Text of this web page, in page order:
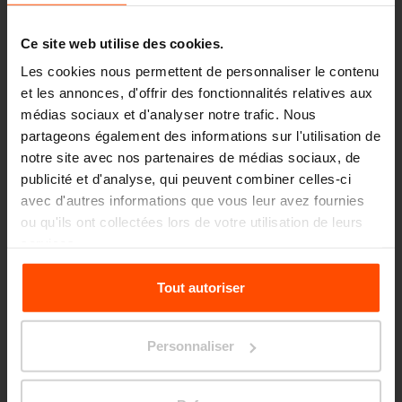
Ce site web utilise des cookies.
Les cookies nous permettent de personnaliser le contenu
et les annonces, d'offrir des fonctionnalités relatives aux
médias sociaux et d'analyser notre trafic. Nous
partageons également des informations sur l'utilisation de
notre site avec nos partenaires de médias sociaux, de
publicité et d'analyse, qui peuvent combiner celles-ci
avec d'autres informations que vous leur avez fournies
ou qu'ils ont collectées lors de votre utilisation de leurs
Pour plus d'informations, veuillez consulter le
sitePrinciples Relating to the Processing Personal
Tout autoriser
Personnaliser
photovoltaïques, la récupération d'eau de
pluie pour les chasses d'eau des toilettes,
l'éclairage LED et les pompes à chaleur,
mais aussi les systèmes de sécurité: la
surveillance et la signalisation anti-
effraction et anti-effraction ne sont qu'une
petite liste des équipements dont dispose
la station. L'ensemble de l'établissement et
ses abords immédiats sont parfaitement
adaptés pour servir tous les voyageurs,
quels que soient leur état de santé, leur
condition physique ou la taille de leurs
bagages. Les membres de nos groupes